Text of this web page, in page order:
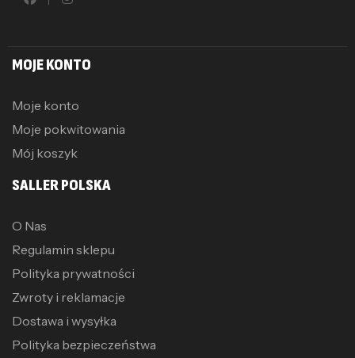
MOJE KONTO
Moje konto
Moje pokwitowania
Mój koszyk
SALLER POLSKA
O Nas
Regulamin sklepu
Polityka prywatności
Zwroty i reklamacje
Dostawa i wysyłka
Polityka bezpieczeństwa